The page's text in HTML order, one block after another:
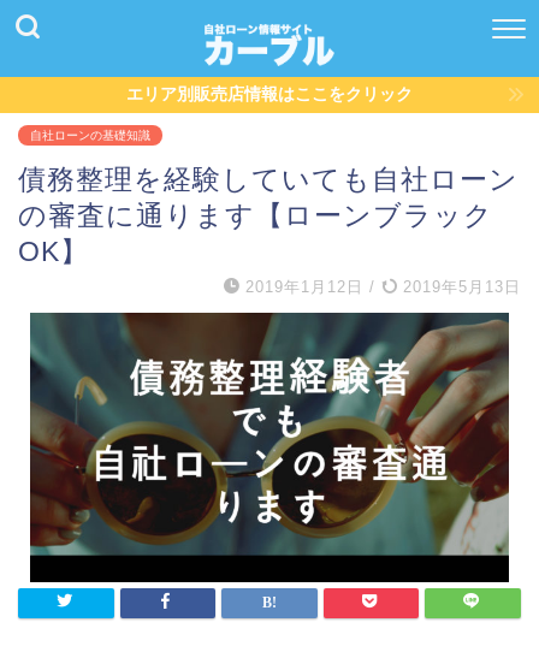
エリア別販売店情報はここをクリック
自社ローンの基礎知識
債務整理を経験していても自社ローン
の審査に通ります【ローンブラック
OK】
2019年1月12日 / 2019年5月13日